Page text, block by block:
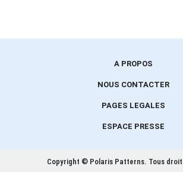
A PROPOS
NOUS CONTACTER
PAGES LEGALES
ESPACE PRESSE
Copyright © Polaris Patterns. Tous